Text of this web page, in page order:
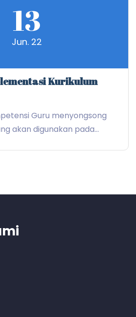
13
Jun. 22
Kurikulum
Guru menyongsong
akan digunakan pada...